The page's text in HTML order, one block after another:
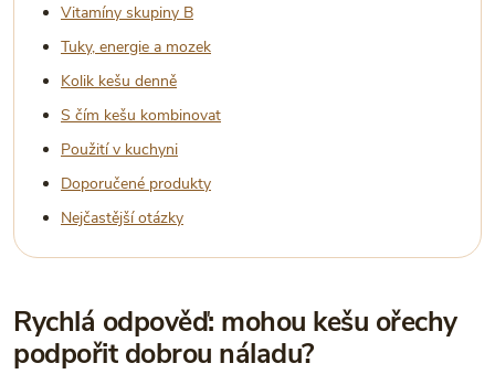
Vitamíny skupiny B
Tuky, energie a mozek
Kolik kešu denně
S čím kešu kombinovat
Použití v kuchyni
Doporučené produkty
Nejčastější otázky
Rychlá odpověď: mohou kešu ořechy
podpořit dobrou náladu?